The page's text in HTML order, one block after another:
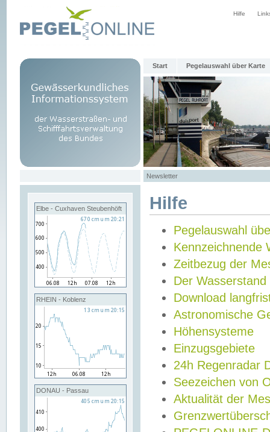
Hilfe
Start Pegelauswahl über Karte
Newsletter
Elbe - Cuxhaven Steubenhöft
RHEIN - Koblenz
DONAU - Passau
Hilfe
Pegelauswahl
Kennzeichnende
Zeitbezug der
Der Wasserstand
Download
Astronomische
Höhensysteme
Einzugsgebiete
24h Regenradar
Seezeichen von
Aktualität der